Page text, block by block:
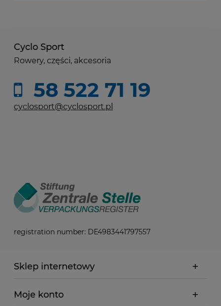
Cyclo Sport
Rowery, części, akcesoria
58 522 71 19
cyclosport@cyclosport.pl
registration number: DE4983441797557
Sklep internetowy
Moje konto